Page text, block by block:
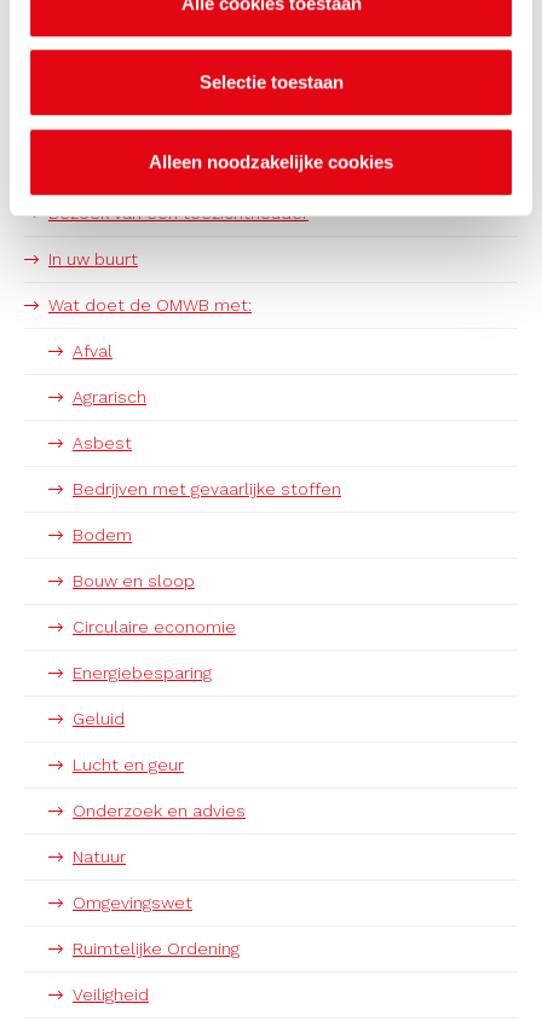
Selectie toestaan
Alleen noodzakelijke cookies
Doe een melding
Heb ik een vergunning nodig?
Bezoek van een toezichthouder
In uw buurt
Wat doet de OMWB met:
Afval
Agrarisch
Asbest
Bedrijven met gevaarlijke stoffen
Bodem
Bouw en sloop
Circulaire economie
Energiebesparing
Geluid
Lucht en geur
Onderzoek en advies
Natuur
Omgevingswet
Ruimtelijke Ordening
Veiligheid